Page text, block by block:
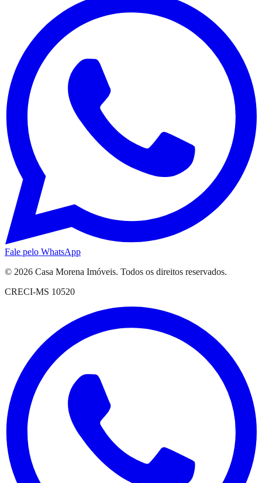
Fale pelo WhatsApp
© 2026 Casa Morena Imóveis. Todos os direitos reservados.
CRECI-MS 10520